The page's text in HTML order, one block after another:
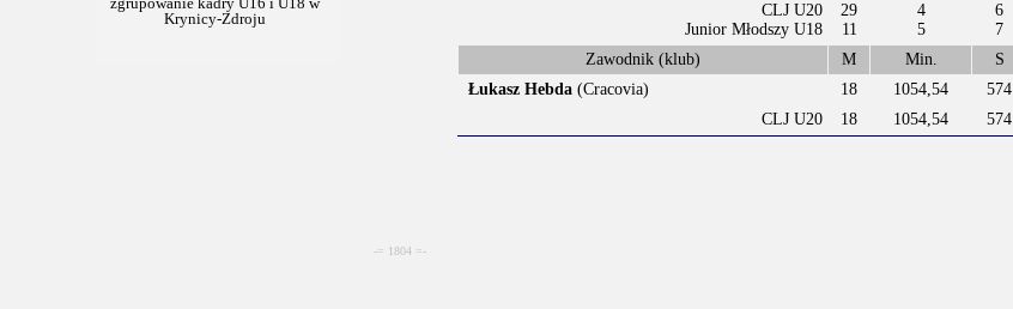
CLJ U20
Junior Młodszy U18
29
11
4
5
6
7
Zawodnik (klub)
M Min. S
Łukasz Hebda (Cracovia) 18 1054,54 574
CLJ U20
18 1054,54 574
-= 1804 =-